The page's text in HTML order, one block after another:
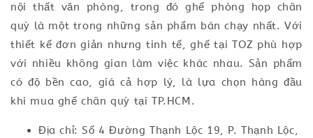
nội thất văn phòng, trong đó ghế phòng họp chân
quỳ là một trong những sản phẩm bán chạy nhất. Với
thiết kế đơn giản nhưng tinh tế, ghế tại TOZ phù hợp
với nhiều không gian làm việc khác nhau. Sản phẩm
có độ bền cao, giá cả hợp lý, là lựa chọn hàng đầu
khi mua ghế chân quỳ tại TP.HCM.
Địa chỉ: Số 4 Đường Thạnh Lộc 19, P. Thạnh Lộc,